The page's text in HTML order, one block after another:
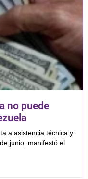
no puede
a asistencia técnica y
junio, manifestó el